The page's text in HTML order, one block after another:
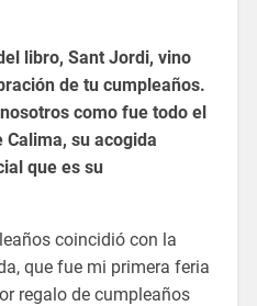
libro, Sant Jordi, vino
de tu cumpleaños.
como fue todo el
su acogida
que es su
coincidió con la
que fue mi primera feria
regalo de cumpleaños